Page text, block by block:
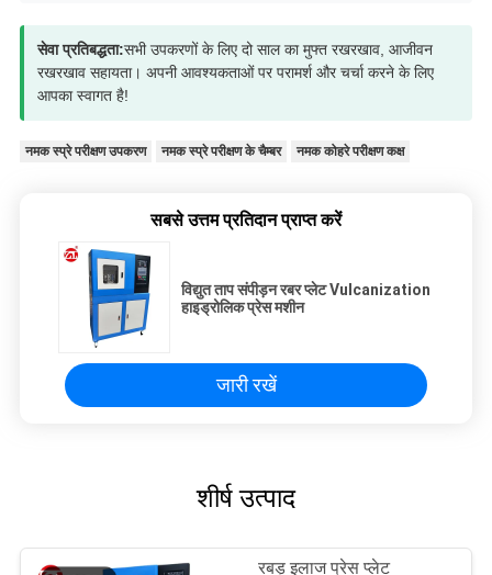
सेवा प्रतिबद्धता:सभी उपकरणों के लिए दो साल का मुफ्त रखरखाव, आजीवन
रखरखाव सहायता। अपनी आवश्यकताओं पर परामर्श और चर्चा करने के लिए
आपका स्वागत है!
नमक स्प्रे परीक्षण उपकरण नमक स्प्रे परीक्षण के चैम्बर नमक कोहरे परीक्षण कक्ष
सबसे उत्तम प्रतिदान प्राप्त करें
विद्युत ताप संपीड़न रबर प्लेट Vulcanization
हाइड्रोलिक प्रेस मशीन
जारी रखें
शीर्ष उत्पाद
रबड़ इलाज प्रेस प्लेट